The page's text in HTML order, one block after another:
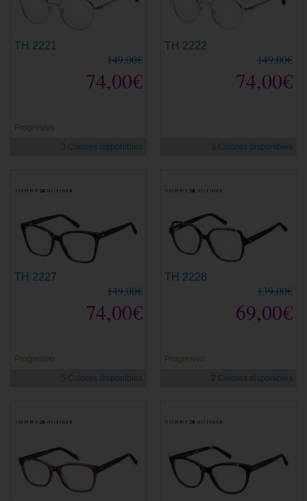
TH 2221
149,00€
74,00€
Progresivo
3 Colores disponibles
TH 2222
149,00€
74,00€
3 Colores disponibles
TH 2227
149,00€
74,00€
Progresivo
5 Colores disponibles
TH 2228
139,00€
69,00€
Progresivo
2 Colores disponibles